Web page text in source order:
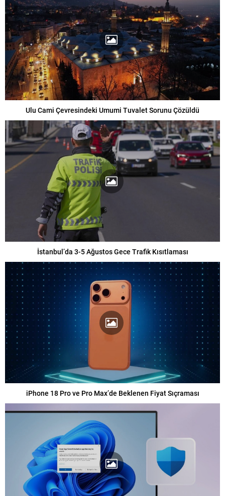
Ulu Cami Çevresindeki Umumi Tuvalet Sorunu Çözüldü
İstanbul’da 3-5 Ağustos Gece Trafik Kısıtlaması
iPhone 18 Pro ve Pro Max’de Beklenen Fiyat Sıçraması